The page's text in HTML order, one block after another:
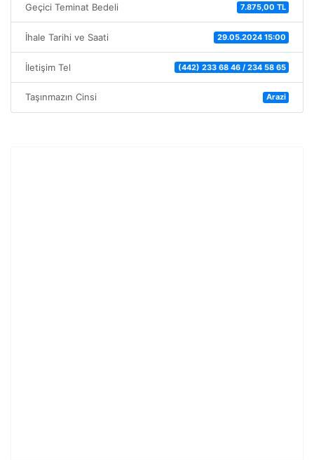
Geçici Teminat Bedeli 7.875,00 TL
İhale Tarihi ve Saati 29.05.2024 15:00
İletişim Tel (442) 233 68 46 / 234 58 65
Taşınmazın Cinsi Arazi